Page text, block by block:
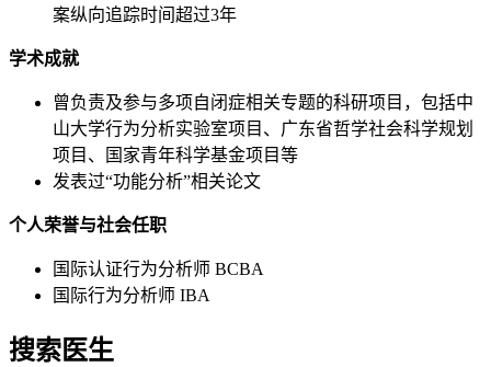
案纵向追踪时间超过3年
学术成就
曾负责及参与多项自闭症相关专题的科研项目，包括中
山大学行为分析实验室项目、广东省哲学社会科学规划
项目、国家青年科学基金项目等
发表过“功能分析”相关论文
个人荣誉与社会任职
国际认证行为分析师 BCBA
国际行为分析师 IBA
搜索医生